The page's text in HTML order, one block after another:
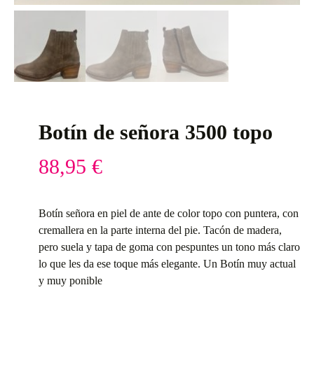
Botín de señora 3500 topo
88,95 €
Botín señora en piel de ante de color topo con puntera, con
cremallera en la parte interna del pie. Tacón de madera,
pero suela y tapa de goma con pespuntes un tono más claro
lo que les da ese toque más elegante. Un Botín muy actual
y muy ponible